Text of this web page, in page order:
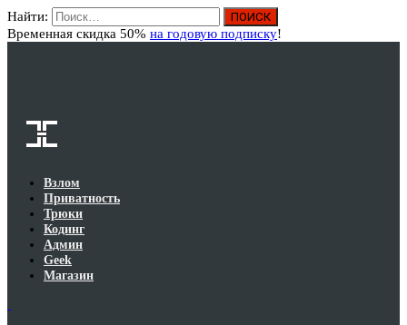
Найти:
Временная скидка 50% на годовую подписку!
Взлом
Приватность
Трюки
Кодинг
Админ
Geek
Магазин